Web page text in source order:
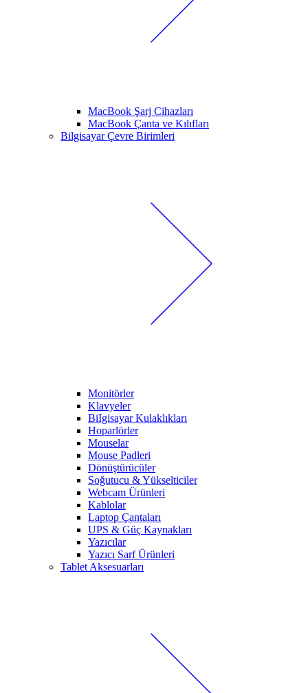
MacBook Şarj Cihazları
MacBook Çanta ve Kılıfları
Bilgisayar Çevre Birimleri
Monitörler
Klavyeler
BiIgisayar Kulaklıkları
Hoparlörler
Mouselar
Mouse Padleri
Dönüştürücüler
Soğutucu & Yükselticiler
Webcam Ürünleri
Kablolar
Laptop Çantaları
UPS & Güç Kaynakları
Yazıcılar
Yazıcı Sarf Ürünleri
Tablet Aksesuarları